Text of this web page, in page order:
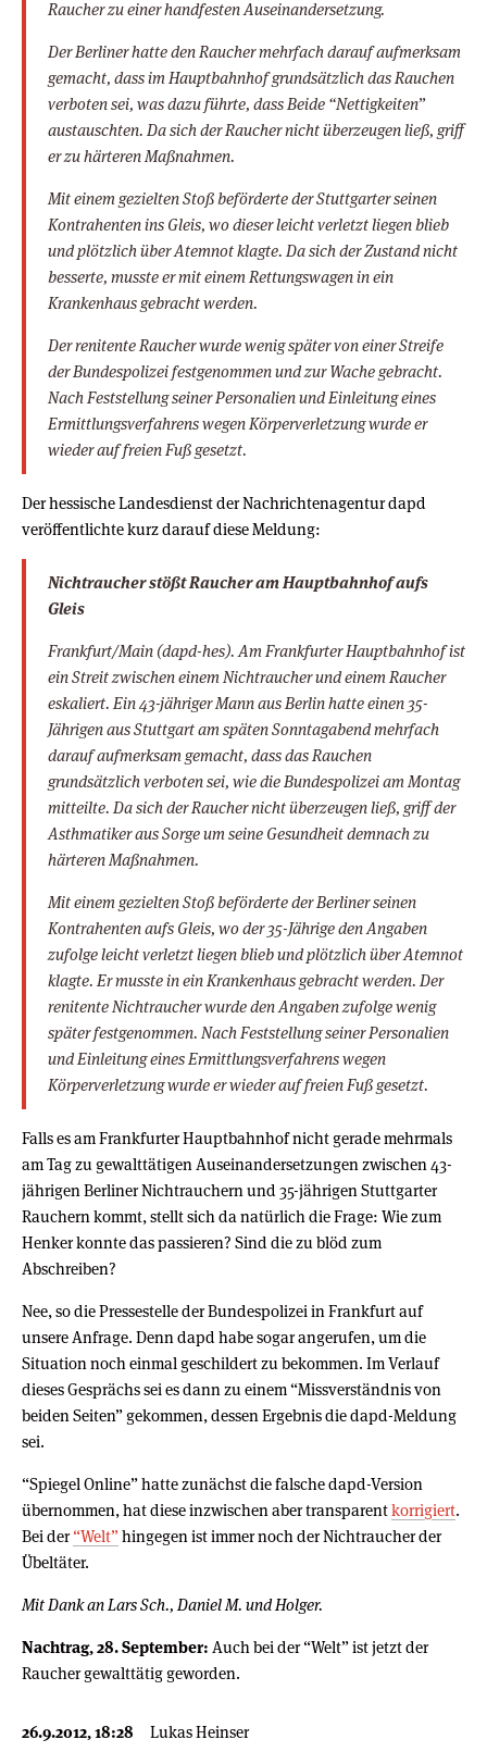
Raucher zu einer handfesten Auseinandersetzung.
Der Berliner hatte den Raucher mehrfach darauf aufmerksam
gemacht, dass im Hauptbahnhof grundsätzlich das Rauchen
verboten sei, was dazu führte, dass Beide “Nettigkeiten”
austauschten. Da sich der Raucher nicht überzeugen ließ, griff
er zu härteren Maßnahmen.
Mit einem gezielten Stoß beförderte der Stuttgarter seinen
Kontrahenten ins Gleis, wo dieser leicht verletzt liegen blieb
und plötzlich über Atemnot klagte. Da sich der Zustand nicht
besserte, musste er mit einem Rettungswagen in ein
Krankenhaus gebracht werden.
Der renitente Raucher wurde wenig später von einer Streife
der Bundespolizei festgenommen und zur Wache gebracht.
Nach Feststellung seiner Personalien und Einleitung eines
Ermittlungsverfahrens wegen Körperverletzung wurde er
wieder auf freien Fuß gesetzt.
Der hessische Landesdienst der Nachrichtenagentur dapd
veröffentlichte kurz darauf diese Meldung:
Nichtraucher stößt Raucher am Hauptbahnhof aufs
Gleis
Frankfurt/Main (dapd-hes). Am Frankfurter Hauptbahnhof ist
ein Streit zwischen einem Nichtraucher und einem Raucher
eskaliert. Ein 43-jähriger Mann aus Berlin hatte einen 35-
Jährigen aus Stuttgart am späten Sonntagabend mehrfach
darauf aufmerksam gemacht, dass das Rauchen
grundsätzlich verboten sei, wie die Bundespolizei am Montag
mitteilte. Da sich der Raucher nicht überzeugen ließ, griff der
Asthmatiker aus Sorge um seine Gesundheit demnach zu
härteren Maßnahmen.
Mit einem gezielten Stoß beförderte der Berliner seinen
Kontrahenten aufs Gleis, wo der 35-Jährige den Angaben
zufolge leicht verletzt liegen blieb und plötzlich über Atemnot
klagte. Er musste in ein Krankenhaus gebracht werden. Der
renitente Nichtraucher wurde den Angaben zufolge wenig
später festgenommen. Nach Feststellung seiner Personalien
und Einleitung eines Ermittlungsverfahrens wegen
Körperverletzung wurde er wieder auf freien Fuß gesetzt.
Falls es am Frankfurter Hauptbahnhof nicht gerade mehrmals
am Tag zu gewalttätigen Auseinandersetzungen zwischen 43-
jährigen Berliner Nichtrauchern und 35-jährigen Stuttgarter
Rauchern kommt, stellt sich da natürlich die Frage: Wie zum
Henker konnte das passieren? Sind die zu blöd zum
Abschreiben?
Nee, so die Pressestelle der Bundespolizei in Frankfurt auf
unsere Anfrage. Denn dapd habe sogar angerufen, um die
Situation noch einmal geschildert zu bekommen. Im Verlauf
dieses Gesprächs sei es dann zu einem “Missverständnis von
beiden Seiten” gekommen, dessen Ergebnis die dapd-Meldung
sei.
“Spiegel Online” hatte zunächst die falsche dapd-Version
übernommen, hat diese inzwischen aber transparentkorrigiert.
Bei der“Welt”hingegen ist immer noch der Nichtraucher der
Übeltäter.
Mit Dank an Lars Sch., Daniel M. und Holger.
Nachtrag, 28. September: Auch bei der “Welt” ist jetzt der
Raucher gewalttätig geworden.
26.9.2012, 18:28 Lukas Heinser